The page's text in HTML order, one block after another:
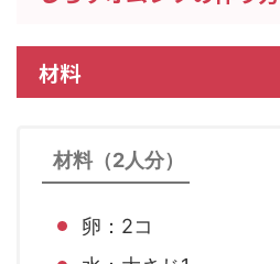
材料
材料（2人分）
卵：2コ